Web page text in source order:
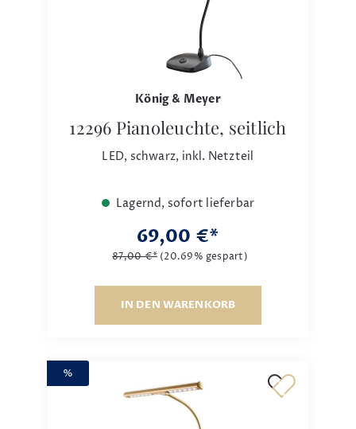
König & Meyer
12296 Pianoleuchte, seitlich
LED, schwarz, inkl. Netzteil
Lagernd, sofort lieferbar
69,00 €*
87,00 €* (20.69% gespart)
IN DEN WARENKORB
%